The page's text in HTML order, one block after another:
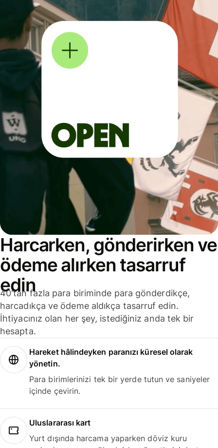
Harcarken, gönderirken ve
ödeme alırken tasarruf
edin
40'tan fazla para biriminde para gönderdikçe,
harcadıkça ve ödeme aldıkça tasarruf edin.
İhtiyacınız olan her şey, istediğiniz anda tek bir
hesapta.
Hareket hâlindeyken paranızı küresel olarak
yönetin.
Para birimlerinizi tek bir yerde tutun ve saniyeler
içinde çevirin.
Uluslararası kart
Yurt dışında harcama yaparken döviz kuru